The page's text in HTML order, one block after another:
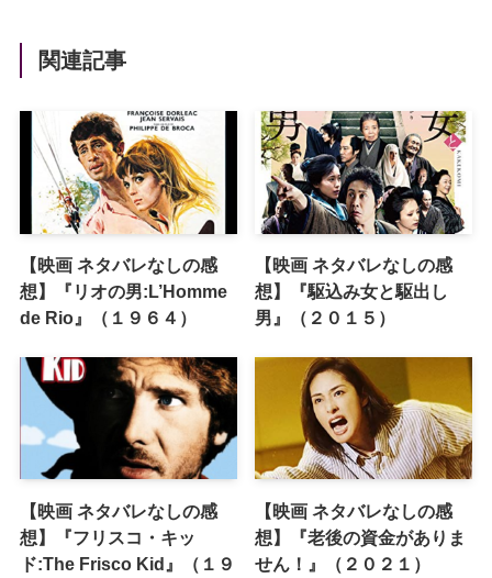
関連記事
【映画 ネタバレなしの感
想】『リオの男:L’Homme
de Rio』（１９６４）
【映画 ネタバレなしの感
想】『駆込み女と駆出し
男』（２０１５）
【映画 ネタバレなしの感
想】『フリスコ・キッ
ド:The Frisco Kid』（１９
【映画 ネタバレなしの感
想】『老後の資金がありま
せん！』（２０２１）